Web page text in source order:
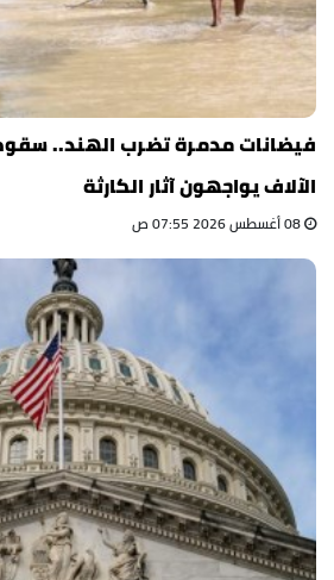
فيضانات مدمرة تضرب الهند..
الآلاف يواجهون آثار الكارثة